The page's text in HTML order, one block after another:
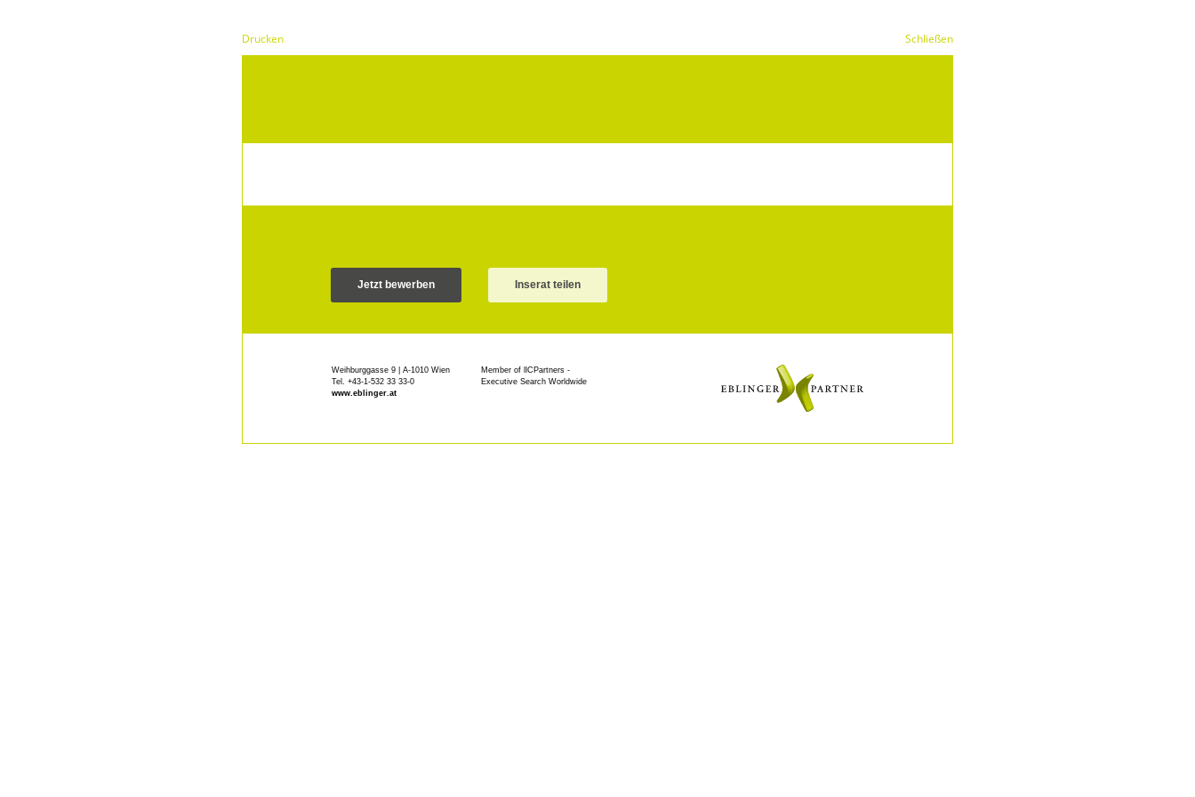
Drucken Schließen
Jetzt bewerben Inserat teilen
Weihburggasse 9 | A-1010 Wien
Tel. +43-1-532 33 33-0
www.eblinger.at
Member of llCPartners -
Executive Search Worldwide